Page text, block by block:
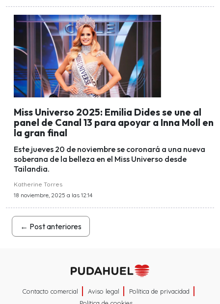
Miss Universo 2025: Emilia Dides se une al
panel de Canal 13 para apoyar a Inna Moll en
la gran final
Este jueves 20 de noviembre se coronará a una nueva
soberana de la belleza en el Miss Universo desde
Tailandia.
Katherine Torres
18 noviembre, 2025 a las 12:14
← Post anteriores
Contacto comercial Aviso legal
Política de privacidad